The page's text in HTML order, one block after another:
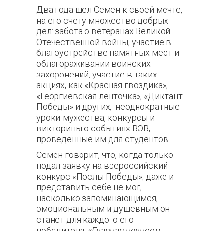
Два года шел Семен к своей мечте,
на его счету множество добрых
дел: забота о ветеранах Великой
Отечественной войны, участие в
благоустройстве памятных мест и
облагораживании воинских
захоронений, участие в таких
акциях, как «Красная гвоздика»,
«Георгиевская ленточка», «Диктант
Победы» и других, неоднократные
уроки-мужества, конкурсы и
викторины о событиях ВОВ,
проведенные им для студентов.
Семен говорит, что, когда только
подал заявку на всероссийский
конкурс «Послы Победы», даже и
представить себе не мог,
насколько запоминающимся,
эмоциональным и душевным он
станет для каждого его